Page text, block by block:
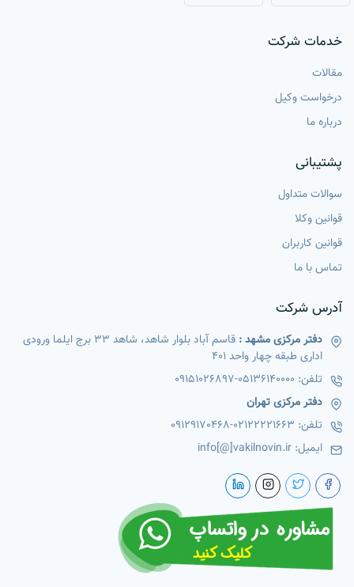
خدمات شرکت
مقالات
درخواست وکیل
درباره ما
پشتیبانی
سوالات متداول
قوانین وکلا
قوانین کاربران
تماس با ما
آدرس شرکت
دفتر مرکزی مشهد :
قاسم آباد بلوار شاهد، شاهد 33 برج ایلما ورودی
اداری طبقه چهار واحد 401
تلفن: 05136140000
-
09151026897
دفتر مرکزی تهران
تلفن: 02122221663
-
09129170468
ایمیل: info[@]vakilnovin.ir